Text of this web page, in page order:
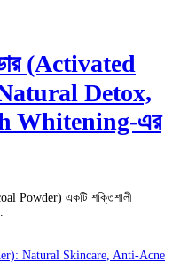
(Activated
Detox,
Whitening-এর
Powder) একটি শক্তিশালী